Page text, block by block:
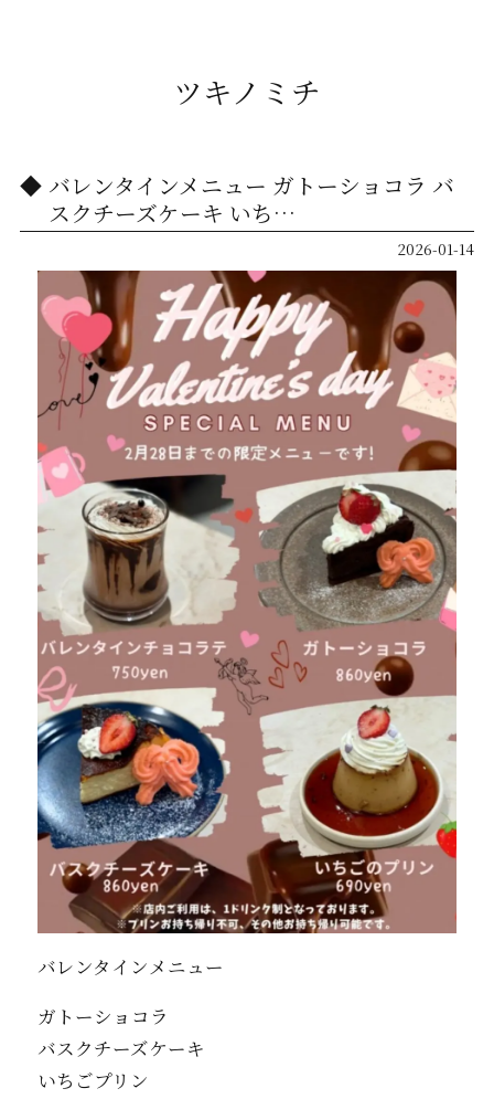
ツキノミチ
バレンタインメニュー ガトーショコラ バ
スクチーズケーキ いち…
2026-01-14
バレンタインメニュー
ガトーショコラ
バスクチーズケーキ
いちごプリン